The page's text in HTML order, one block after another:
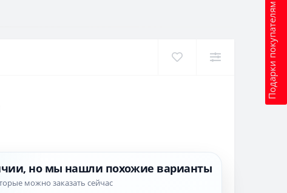
Подарки покупателям
но мы нашли похожие варианты
можно заказать сейчас